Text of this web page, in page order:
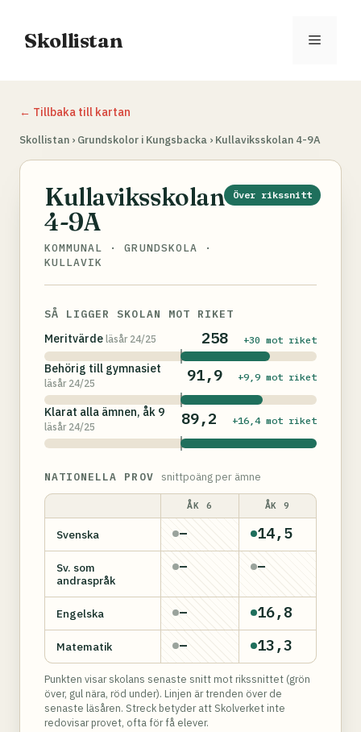
innehåll
Skollistan Meny
← Tillbaka till kartan
Skollistan › Grundskolor i Kungsbacka › Kullaviksskolan 4-9A
Kullaviksskolan
4-9A
KOMMUNAL · GRUNDSKOLA ·
KULLAVIK
Över rikssnitt
SÅ LIGGER SKOLAN MOT RIKET
Meritvärde läsår 24/25 258 +30 mot riket
Behörig till gymnasiet
läsår 24/25 91,9 +9,9 mot riket
Klarat alla ämnen, åk 9
läsår 24/25 89,2 +16,4 mot riket
NATIONELLA PROV snittpoäng per ämne
ÅK 6 ÅK 9
Svenska – 14,5
Sv. som
andraspråk
– –
Engelska – 16,8
Matematik – 13,3
Punkten visar skolans senaste snitt mot rikssnittet (grön
över, gul nära, röd under). Linjen är trenden över de
senaste läsåren. Streck betyder att Skolverket inte
redovisar provet, ofta för få elever.